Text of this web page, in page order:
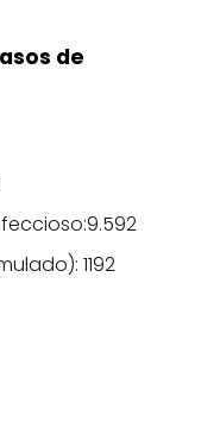
de
1192